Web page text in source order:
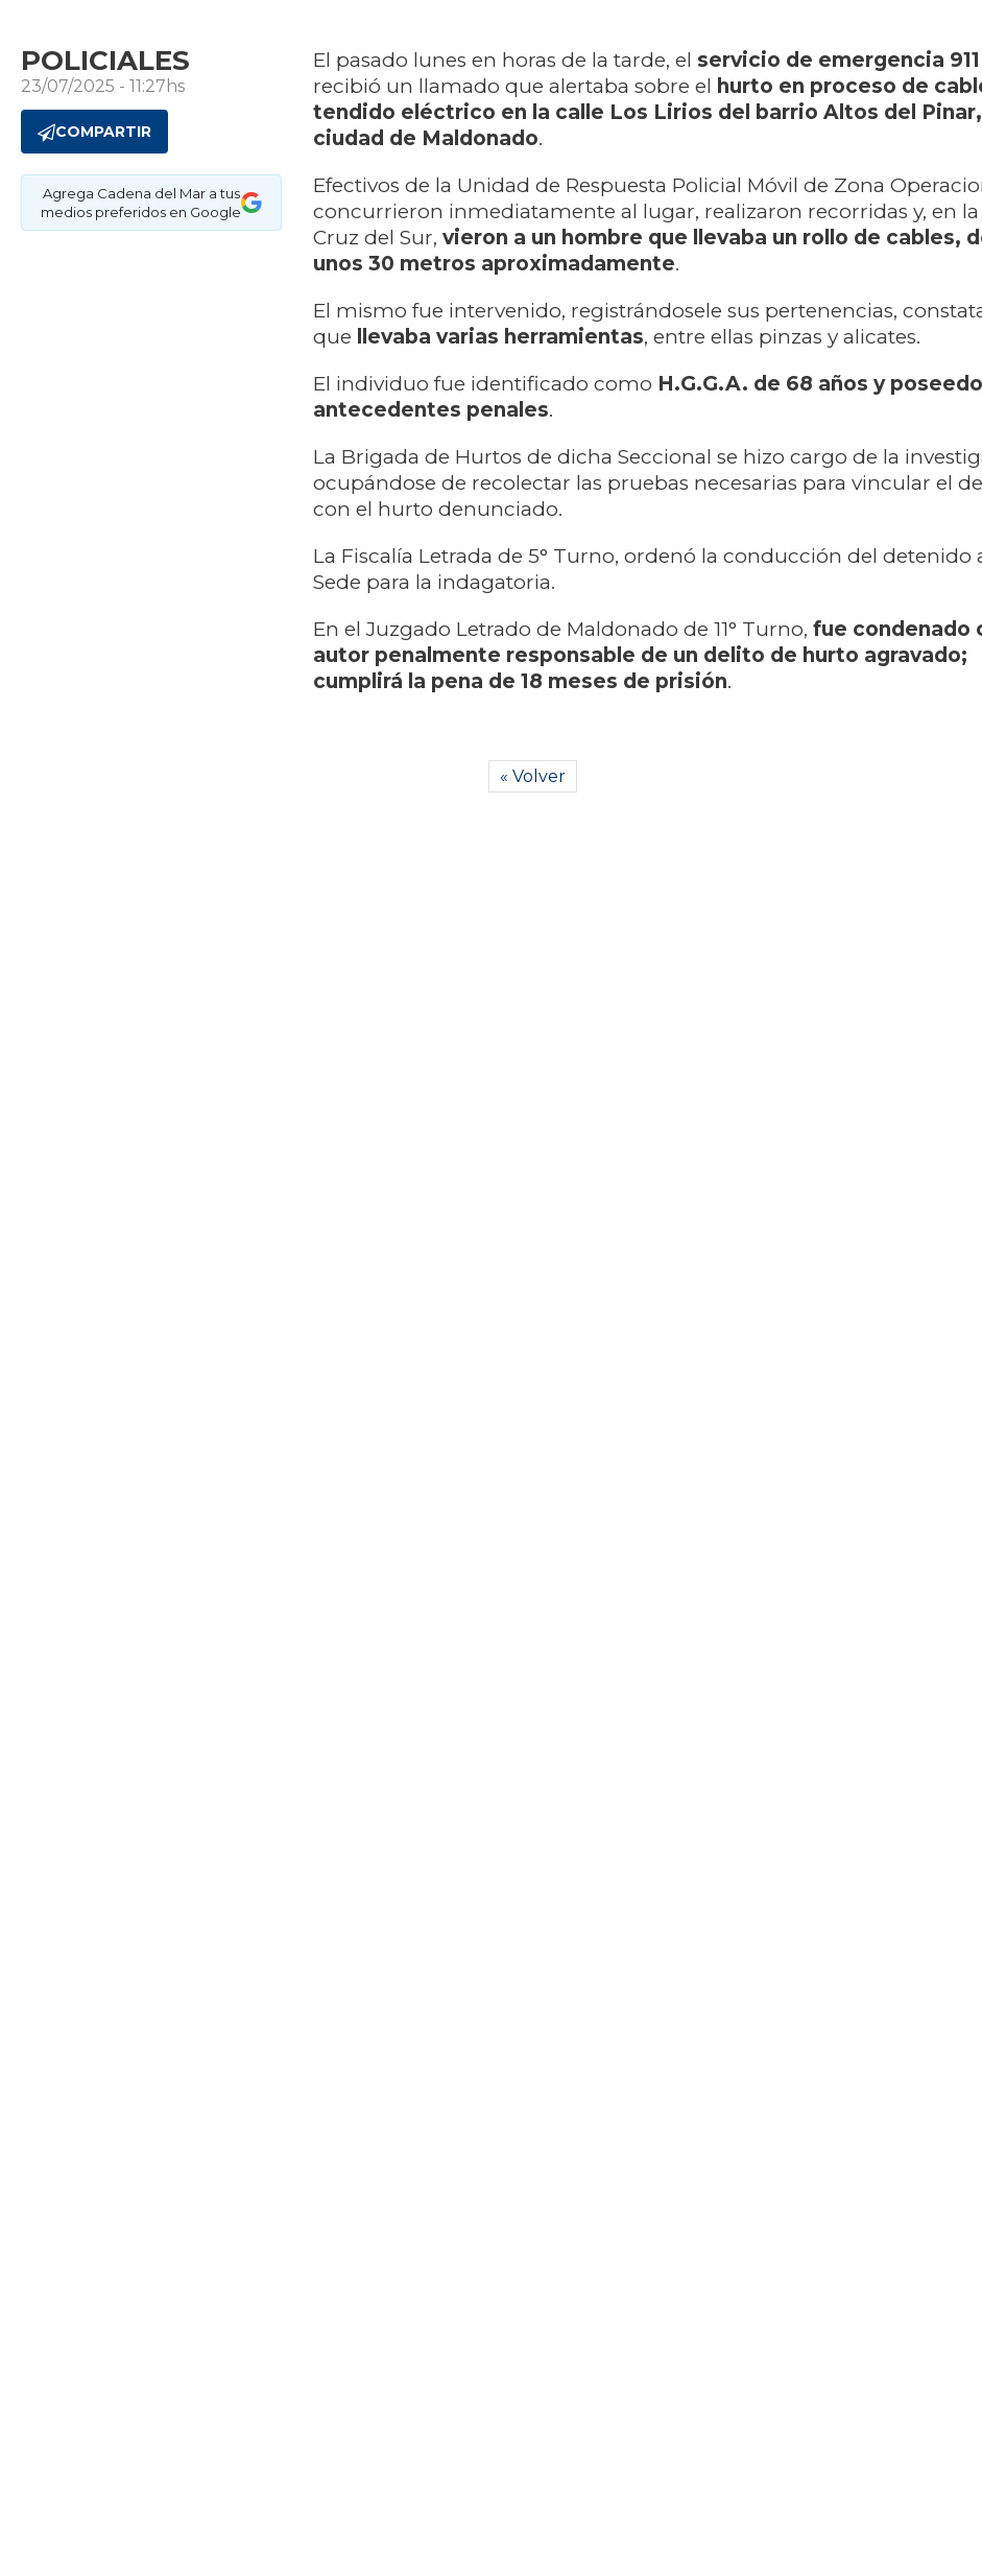
POLICIALES
23/07/2025 - 11:27hs
COMPARTIR
Agrega Cadena del Mar a tus
medios preferidos en Google
El pasado lunes en horas de la tarde, el servicio de emergencia 911
recibió un llamado que alertaba sobre el hurto en proceso de
tendido eléctrico en la calle Los Lirios del barrio Altos del
ciudad de Maldonado.
Efectivos de la Unidad de Respuesta Policial Móvil de Zona
concurrieron inmediatamente al lugar, realizaron recorridas y, en la
Cruz del Sur, vieron a un hombre que llevaba un rollo de cables,
unos 30 metros aproximadamente.
El mismo fue intervenido, registrándosele sus pertenencias,
que
llevaba varias herramientas, entre ellas pinzas y alicates.
El individuo fue identificado como H.G.G.A. de 68 años y
antecedentes penales.
La Brigada de Hurtos de dicha Seccional se hizo cargo de la
ocupándose de recolectar las pruebas necesarias para vincular el
con el hurto denunciado.
La Fiscalía Letrada de 5° Turno, ordenó la conducción del detenido
Sede para la indagatoria.
En el Juzgado Letrado de Maldonado de 11° Turno, fue condenado
autor penalmente responsable de un delito de hurto agravado;
cumplirá la pena de 18 meses de prisión.
« Volver